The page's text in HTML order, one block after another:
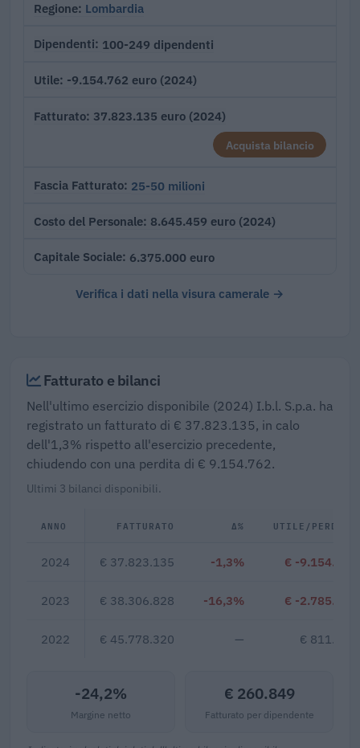
Regione Lombardia
Dipendenti 100-249 dipendenti
Utile -9.154.762 euro (2024)
Fatturato 37.823.135 euro (2024)
Acquista bilancio
Fascia Fatturato 25-50 milioni
Costo del Personale 8.645.459 euro (2024)
Capitale Sociale 6.375.000 euro
Verifica i dati nella visura camerale →
Fatturato e bilanci
Nell'ultimo esercizio disponibile (2024) I.b.l. S.p.a. ha
registrato un fatturato di € 37.823.135, in calo
dell'1,3% rispetto all'esercizio precedente,
chiudendo con una perdita di € 9.154.762.
Ultimi 3 bilanci disponibili.
ANNO FATTURATO Δ% UTILE/PERDITA
2024 € 37.823.135 -1,3% € -9.154.762
2023 € 38.306.828 -16,3% € -2.785.474
2022 € 45.778.320 — € 811.517
-24,2%
Margine netto
€ 260.849
Fatturato per dipendente